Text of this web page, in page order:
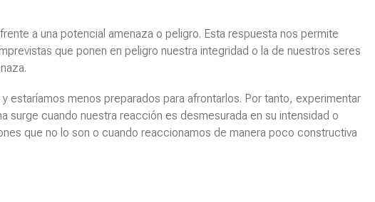
a una potencial amenaza o peligro. Esta respuesta nos permite
que ponen en peligro nuestra integridad o la de nuestros seres
estaríamos menos preparados para afrontarlos. Por tanto, experimentar
surge cuando nuestra reacción es desmesurada en su intensidad o
que no lo son o cuando reaccionamos de manera poco constructiva